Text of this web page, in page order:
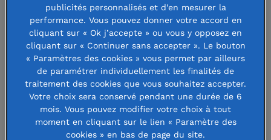
Pour un numérique plus accessible
en milieu rural au Bénin
publicités personnalisés et d’en mesurer la
performance. Vous pouvez donner votre accord en
cliquant sur « Ok j’accepte » ou vous y opposez en
cliquant sur « Continuer sans accepter ». Le bouton
« Paramètres des cookies » vous permet par ailleurs
de paramétrer individuellement les finalités de
traitement des cookies que vous souhaitez accepter.
Votre choix sera conservé pendant une durée de 6
mois. Vous pouvez modifier votre choix à tout
moment en cliquant sur le lien « Paramètre des
cookies » en bas de page du site.